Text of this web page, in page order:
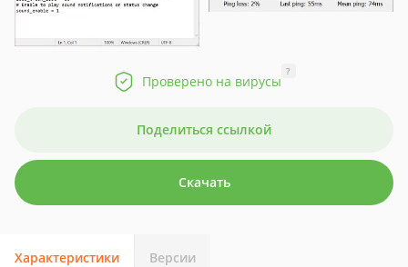
Проверено на вирусы
?
Поделиться ссылкой
Скачать
Характеристики Версии